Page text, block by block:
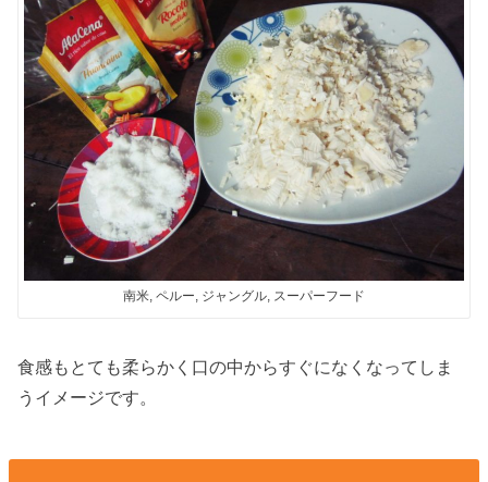
南米, ペルー, ジャングル, スーパーフード
食感もとても柔らかく口の中からすぐになくなってしま
うイメージです。